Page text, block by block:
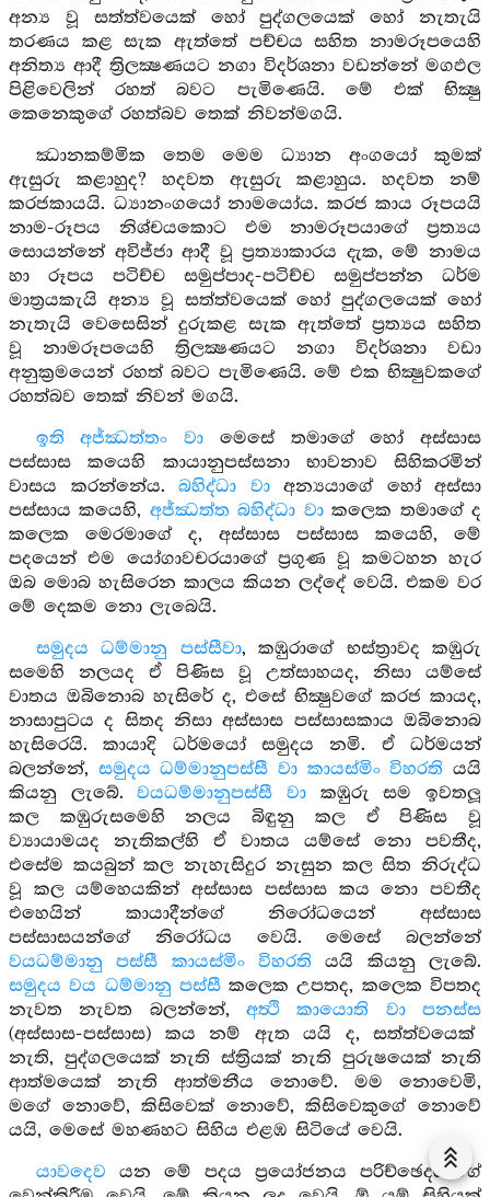
අන්‍ය වූ සත්ත්වයෙක් හෝ පුද්ගලයෙක් හෝ නැතැයි
තරණය කළ සැක ඇත්තේ පච්චය සහිත නාමරූපයෙහි
අනිත්‍ය ආදී ත්‍රිලක්‍ෂණයට නගා විදර්ශනා වඩන්නේ මගඵල
පිළිවෙලින් රහත් බවට පැමිණෙයි. මේ එක් භික්‍ෂු
කෙනෙකුගේ රහත්බව තෙක් නිවන්මගයි.
ඣානකම්මික තෙම මෙම ධ්‍යාන අංගයෝ කුමක්
ඇසුරු කළාහුද? හදවත ඇසුරු කළාහුය. හදවත නම්
කරජකායයි. ධ්‍යානංගයෝ නාමයෝය. කරජ කාය රූපයයි
නාම-රූපය නිශ්චයකොට එම නාමරූපයාගේ ප්‍රත්‍යය
සොයන්නේ අවිජ්ජා ආදී වූ ප්‍රත්‍යාකාරය දැක, මේ නාමය
හා රූපය පටිච්ච සමුප්පාද-පටිච්ච සමුප්පන්න ධර්ම
මාත්‍රයකැයි අන්‍ය වූ සත්ත්වයෙක් හෝ පුද්ගලයෙක් හෝ
නැතැයි වෙසෙසින් දුරුකළ සැක ඇත්තේ ප්‍රත්‍යය සහිත
වූ නාමරූපයෙහි ත්‍රිලක්‍ෂණයට නගා විදර්ශනා වඩා
අනුක්‍රමයෙන් රහත් බවට පැමිණෙයි. මේ එක භික්‍ෂුවකගේ
රහත්බව තෙක් නිවන් මගයි.
ඉති අජ්ඣත්තං වා මෙසේ තමාගේ හෝ අස්සාස
පස්සාස කයෙහි කායානුපස්සනා භාවනාව සිහිකරමින්
වාසය කරන්නේය. බහිද්ධා වා අන්‍යයාගේ හෝ අස්සා
පස්සාය කයෙහි, අජ්ඣත්ත බහිද්ධා වාකලෙක තමාගේ ද
කලෙක මෙරමාගේ ද, අස්සාස පස්සාස කයෙහි, මේ
පදයෙන් එම යෝගාවචරයාගේ ප්‍රගුණ වූ කමටහන හැර
ඔබ මොබ හැසිරෙන කාලය කියන ලද්දේ වෙයි. එකම වර
මේ දෙකම නො ලැබෙයි.
සමුදය ධම්මානු පස්සීවා, කඹුරාගේ භස්ත්‍රාවද කඹුරු
සමෙහි නලයද ඒ පිණිස වූ උත්සාහයද, නිසා යම්සේ
වාතය ඔබිනොබ හැසිරේ ද, එසේ භික්‍ෂුවගේ කරජ කායද,
නාසාපුටය ද සිතද නිසා අස්සාස පස්සාසකාය ඔබිනොබ
හැසිරෙයි. කායාදි ධර්මයෝ සමුදය නමි. ඒ ධර්මයන්
බලන්නේ, සමුදය ධම්මානුපස්සී වා කායස්මිං විහරති යයි
කියනු ලැබේ.වයධම්මානුපස්සී වා කඹුරු සම ඉවතලූ
කල කඹුරුසමෙහි නලය බිඳුනු කල ඒ පිණිස වූ
ව්‍යායාමයද නැතිකල්හි ඒ වාතය යම්සේ නො පවතීද,
එසේම කයබුන් කල නැහැසිදුර නැසුන කල සිත නිරුද්ධ
වූ කල යම්හෙයකින් අස්සාස පස්සාස කය නො පවතීද
එහෙයින් කායාදීන්ගේ නිරෝධයෙන් අස්සාස
පස්සාසයන්ගේ නිරෝධය වෙයි. මෙසේ බලන්නේ
වයධම්මානු පස්සී කායස්මිං විහරති යයි කියනු ලැබේ.
සමුදය වය ධම්මානු පස්සීකලෙක උපතද, කලෙක විපතද
නැවත නැවත බලන්නේ, අත්‍ථි කායොති වා පනස්ස
(අස්සාස-පස්සාස) කය නම් ඇත යයි ද, සත්ත්වයෙක්
නැති, පුද්ගලයෙක් නැති ස්ත්‍රියක් නැති පුරුෂයෙක් නැති
ආත්මයෙක් නැති ආත්මනීය නොවේ. මම නොවෙමි,
මගේ නොවේ, කිසිවෙක් නොවේ, කිසිවෙකුගේ නොවේ
යයි, මෙසේ මහණහට සිහිය එළඹ සිටියේ වෙයි.
යාවදෙව යන මේ පදය ප්‍රයෝජනය පරිච්ඡෙදයාගේ